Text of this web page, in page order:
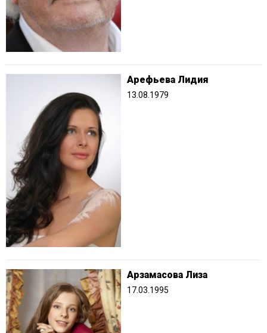
Арефьева Лидия
13.08.1979
Арзамасова Лиза
17.03.1995